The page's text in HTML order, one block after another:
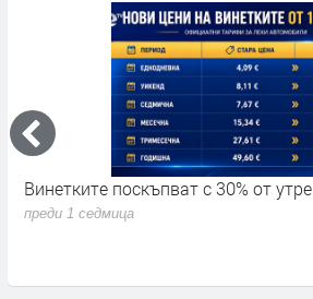
Винетките поскъпват с 30% от утре
преди 1 седмица